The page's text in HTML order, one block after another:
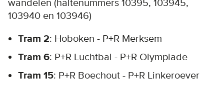
wandelen (haltenummers 10395, 103945,
103940 en 103946)
Tram 2: Hoboken - P+R Merksem
Tram 6: P+R Luchtbal - P+R Olympiade
Tram 15: P+R Boechout - P+R Linkeroever